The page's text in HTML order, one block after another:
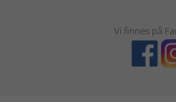
Vi finnes på